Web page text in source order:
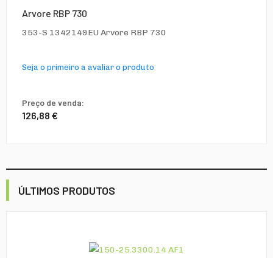
Arvore RBP 730
353-S 1342149EU Arvore RBP 730
Seja o primeiro a avaliar o produto
Preço de venda:
126,88 €
ÚLTIMOS PRODUTOS